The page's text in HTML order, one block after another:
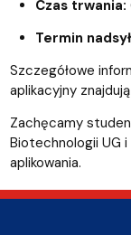
Czas trwania:
Termin
Szczegółowe
aplikacyjny
Zachęcamy
Biotechnologii UG
aplikowania.